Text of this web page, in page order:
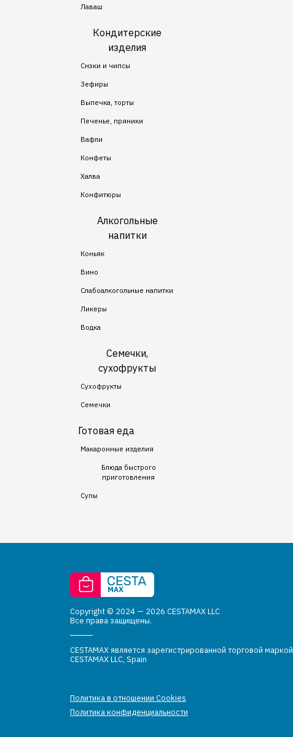
Лаваш
Кондитерские
изделия
Снэки и чипсы
Зефиры
Выпечка, торты
Печенье, пряники
Вафли
Конфеты
Халва
Конфитюры
Алкогольные
напитки
Коньяк
Вино
Слабоалкогольные напитки
Ликеры
Водка
Семечки,
сухофрукты
Сухофрукты
Семечки
Готовая еда
Макаронные изделия
Блюда быстрого
приготовления
Супы
Copyright © 2024 — 2026 CESTAMAX LLC
Все права защищены.
CESTAMAX является зарегистрированной торговой маркой
CESTAMAX LLC, Spain
Политика в отношении Cookies
Политика конфиденциальности